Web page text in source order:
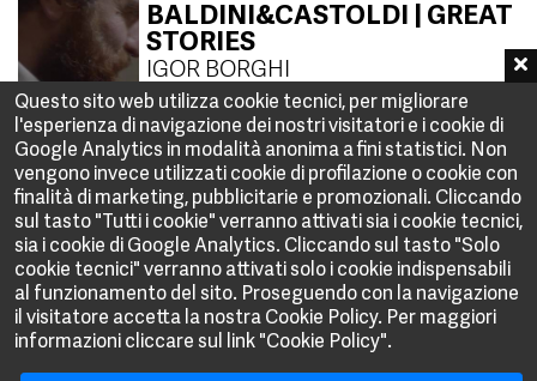
BALDINI&CASTOLDI | GREAT
STORIES
IGOR BORGHI
FALCONERI | INSPIRED BY
BEAUTY
MICHELE SOCCI
KINDER | BONTÀ A PROVA DI
NONNA
Questo sito web utilizza cookie tecnici, per migliorare
l'esperienza di navigazione dei nostri visitatori e i cookie di
Google Analytics in modalità anonima a fini statistici. Non
vengono invece utilizzati cookie di profilazione o cookie con
finalità di marketing, pubblicitarie e promozionali. Cliccando
sul tasto "Tutti i cookie" verranno attivati sia i cookie tecnici,
sia i cookie di Google Analytics. Cliccando sul tasto "Solo
cookie tecnici" verranno attivati solo i cookie indispensabili
al funzionamento del sito. Proseguendo con la navigazione
il visitatore accetta la nostra Cookie Policy. Per maggiori
informazioni cliccare sul link "Cookie Policy".